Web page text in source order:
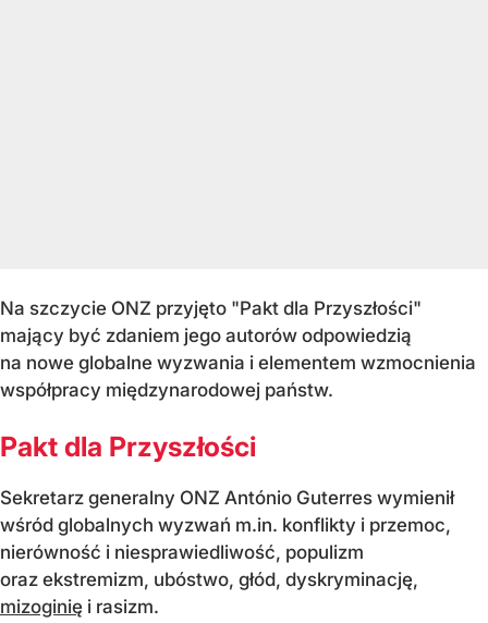
Na szczycie ONZ przyjęto "Pakt dla Przyszłości"
mający być zdaniem jego autorów odpowiedzią
na nowe globalne wyzwania i elementem wzmocnienia
współpracy międzynarodowej państw.
Pakt dla Przyszłości
Sekretarz generalny ONZ António Guterres wymienił
wśród globalnych wyzwań m.in. konflikty i przemoc,
nierówność i niesprawiedliwość, populizm
oraz ekstremizm, ubóstwo, głód, dyskryminację,
mizoginię i rasizm.